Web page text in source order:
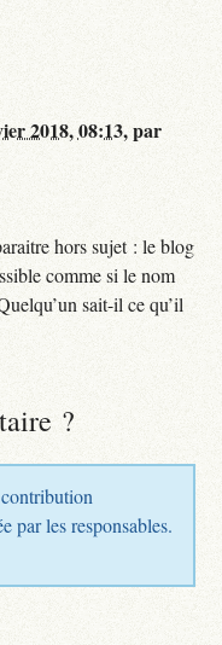
2018, 08:13,par
hors sujet : le blog
comme si le nom
sait-il ce qu’il
?
par les responsables.